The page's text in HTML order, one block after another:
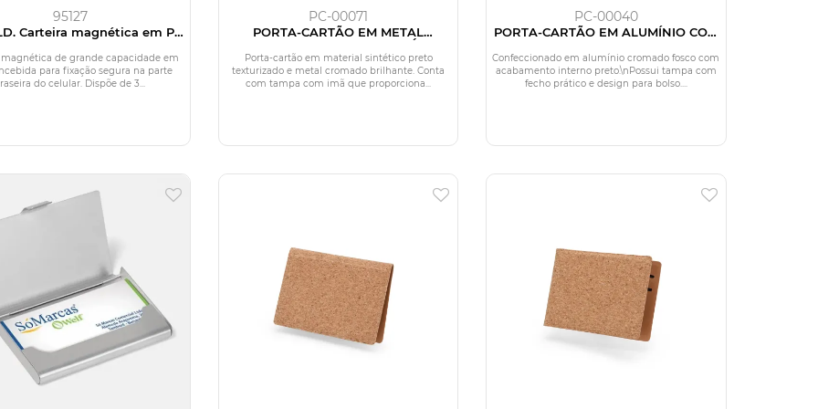
95127
Carteira magnética em PU
RFID
magnética de grande capacidade em
para fixação segura na parte
do celular. Dispõe de 3...
PC-00071
PORTA-CARTÃO EM METAL
CROMADO E MATERIAL SINTÉTICO
PRETO
Porta-cartão em material sintético preto
texturizado e metal cromado brilhante. Conta
com tampa com imã que proporciona...
PC-00040
PORTA-CARTÃO EM ALUMÍNIO COM
Confeccionado em alumínio cromado fosco com
acabamento interno preto.\nPossui tampa com
fecho prático e design para bolso....